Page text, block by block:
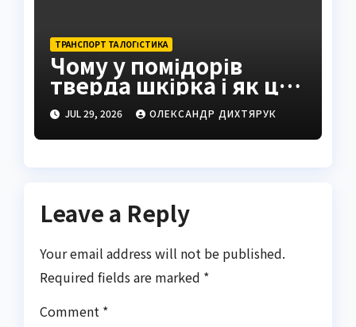
ТРАНСПОРТ ТА ЛОГІСТИКА
Чому у помідорів
тверда шкірка і як це
виправити
JUL 29, 2026 ОЛЕКСАНДР ДИХТЯРУК
Leave a Reply
Your email address will not be published.
Required fields are marked *
Comment *